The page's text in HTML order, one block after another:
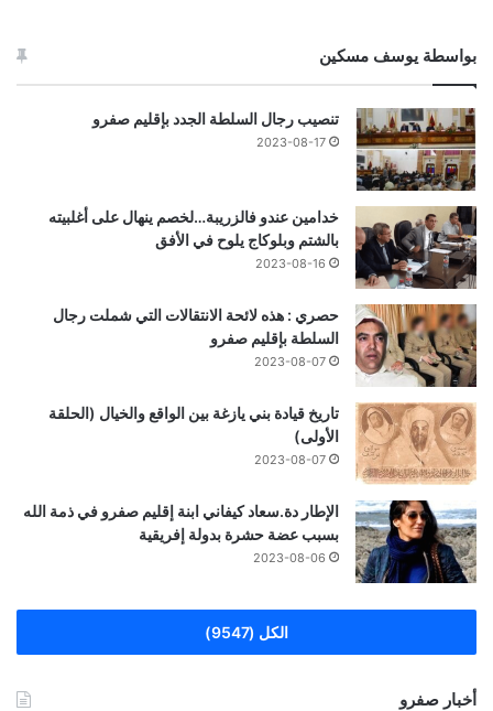
بواسطة يوسف مسكين
تنصيب رجال السلطة الجدد بإقليم صفرو
2023-08-17
خدامين عندو فالزريبة…لخصم ينهال على أغلبيته
بالشتم وبلوكاج يلوح في الأفق
2023-08-16
حصري : هذه لائحة الانتقالات التي شملت رجال
السلطة بإقليم صفرو
2023-08-07
تاريخ قيادة بني يازغة بين الواقع والخيال (الحلقة
الأولى)
2023-08-07
الإطار دة.سعاد كيفاني ابنة إقليم صفرو في ذمة الله
بسبب عضة حشرة بدولة إفريقية
2023-08-06
الكل (9547)
أخبار صفرو